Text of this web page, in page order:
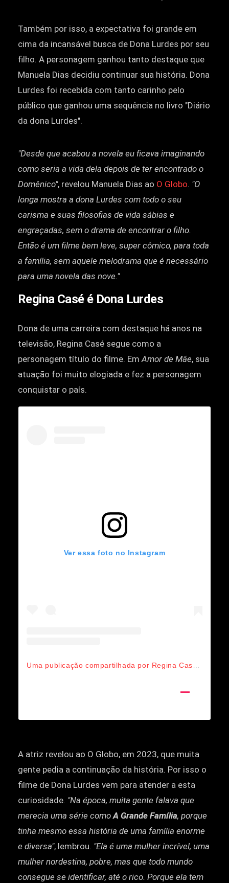
Também por isso, a expectativa foi grande em
cima da incansável busca de Dona Lurdes por seu
filho. A personagem ganhou tanto destaque que
Manuela Dias decidiu continuar sua história. Dona
Lurdes foi recebida com tanto carinho pelo
público que ganhou uma sequência no livro "Diário
da dona Lurdes".
"Desde que acabou a novela eu ficava imaginando
como seria a vida dela depois de ter encontrado o
Domênico", revelou Manuela Dias ao O Globo. "O
longa mostra a dona Lurdes com todo o seu
carisma e suas filosofias de vida sábias e
engraçadas, sem o drama de encontrar o filho.
Então é um filme bem leve, super cômico, para toda
a família, sem aquele melodrama que é necessário
para uma novela das nove."
Regina Casé é Dona Lurdes
Dona de uma carreira com destaque há anos na
televisão, Regina Casé segue como a
personagem título do filme. EmAmor de Mãe, sua
atuação foi muito elogiada e fez a personagem
conquistar o país.
Ver essa foto no Instagram
Uma publicação compartilhada por Regina Casé (@reginacase)
A atriz revelou ao O Globo, em 2023, que muita
gente pedia a continuação da história. Por isso o
filme de Dona Lurdes vem para atender a esta
curiosidade. "Na época, muita gente falava que
merecia uma série comoA Grande Família, porque
tinha mesmo essa história de uma família enorme
e diversa", lembrou. "Ela é uma mulher incrível, uma
mulher nordestina, pobre, mas que todo mundo
consegue se identificar, até o rico. Porque ela tem